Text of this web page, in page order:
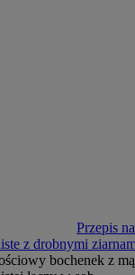
Przepis
z drobnymi
bochenek z